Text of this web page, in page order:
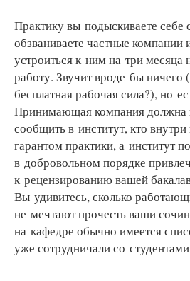
Практику вы подыскиваете себе
обзваниваете частные компании
устроиться к ним на три месяца
работу. Звучит вроде бы
бесплатная рабочая сила?), но
Принимающая компания должна
сообщить в институт, кто
гарантом практики, а институт
в добровольном порядке
к рецензированию вашей
Вы удивитесь, сколько
не мечтают прочесть ваши
на кафедре обычно имеется
уже сотрудничали со